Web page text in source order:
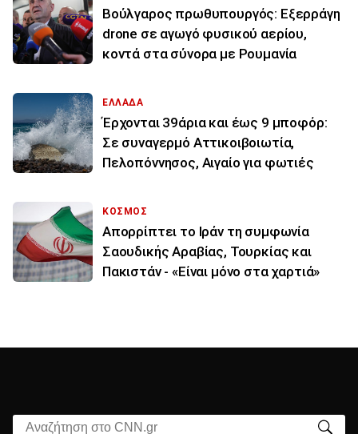
Βούλγαρος πρωθυπουργός: Εξερράγη
drone σε αγωγό φυσικού αερίου,
κοντά στα σύνορα με Ρουμανία
ΕΛΛΑΔΑ
Έρχονται 39άρια και έως 9 μποφόρ:
Σε συναγερμό Αττικοιβοιωτία,
Πελοπόννησος, Αιγαίο για φωτιές
ΚΟΣΜΟΣ
Απορρίπτει το Ιράν τη συμφωνία
Σαουδικής Αραβίας, Τουρκίας και
Πακιστάν - «Είναι μόνο στα χαρτιά»
Αναζήτηση στο CNN.gr